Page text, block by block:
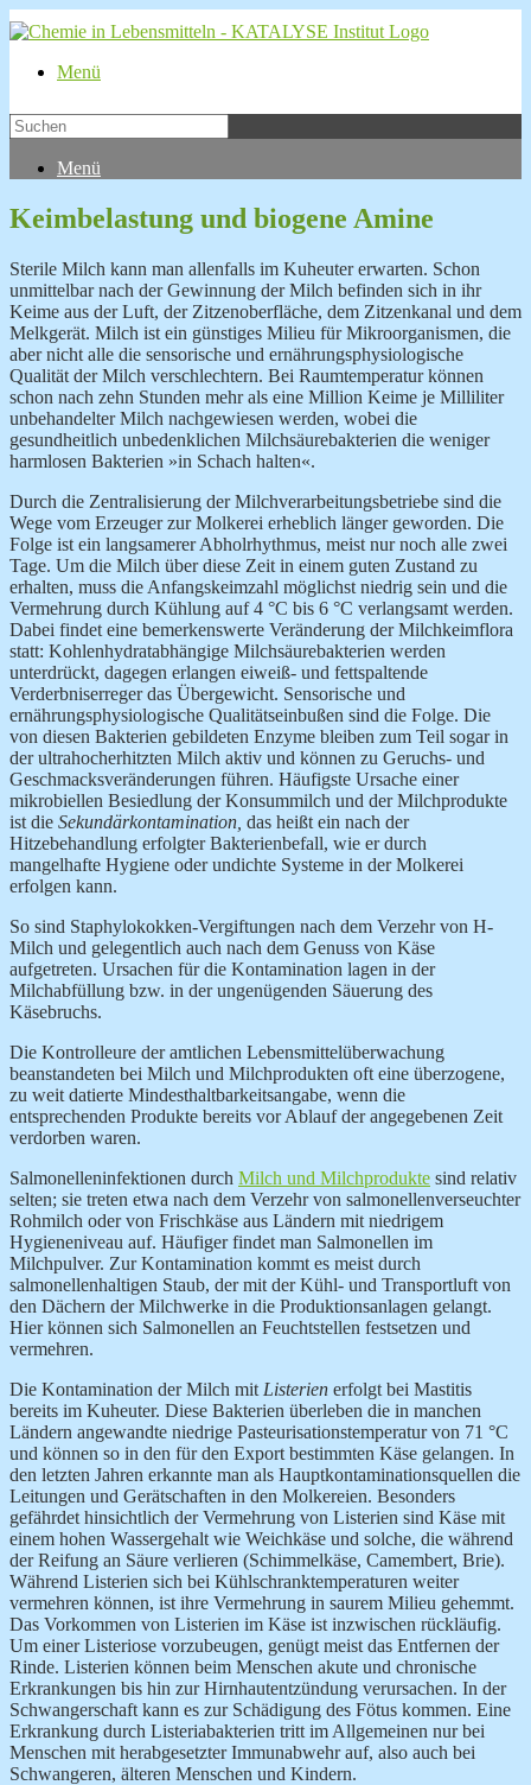
Menü
Menü
Keimbelastung und biogene Amine
Sterile Milch kann man allenfalls im Kuheuter erwarten. Schon
unmittelbar nach der Gewinnung der Milch befinden sich in ihr
Keime aus der Luft, der Zitzenoberfläche, dem Zitzenkanal und dem
Melkgerät. Milch ist ein günstiges Milieu für Mikroorganismen, die
aber nicht alle die sensorische und ernährungsphysiologische
Qualität der Milch verschlechtern. Bei Raumtemperatur können
schon nach zehn Stunden mehr als eine Million Keime je Milliliter
unbehandelter Milch nachgewiesen werden, wobei die
gesundheitlich unbedenklichen Milchsäurebakterien die weniger
harmlosen Bakterien »in Schach halten«.
Durch die Zentralisierung der Milchverarbeitungsbetriebe sind die
Wege vom Erzeuger zur Molkerei erheblich länger geworden. Die
Folge ist ein langsamerer Abholrhythmus, meist nur noch alle zwei
Tage. Um die Milch über diese Zeit in einem guten Zustand zu
erhalten, muss die Anfangskeimzahl möglichst niedrig sein und die
Vermehrung durch Kühlung auf 4 °C bis 6 °C verlangsamt werden.
Dabei findet eine bemerkenswerte Veränderung der Milchkeimflora
statt: Kohlenhydratabhängige Milchsäurebakterien werden
unterdrückt, dagegen erlangen eiweiß- und fettspaltende
Verderbniserreger das Übergewicht. Sensorische und
ernährungsphysiologische Qualitätseinbußen sind die Folge. Die
von diesen Bakterien gebildeten Enzyme bleiben zum Teil sogar in
der ultrahocherhitzten Milch aktiv und können zu Geruchs- und
Geschmacksveränderungen führen. Häufigste Ursache einer
mikrobiellen Besiedlung der Konsummilch und der Milchprodukte
ist die Sekundärkontamination, das heißt ein nach der
Hitzebehandlung erfolgter Bakterienbefall, wie er durch
mangelhafte Hygiene oder undichte Systeme in der Molkerei
erfolgen kann.
So sind Staphylokokken-Vergiftungen nach dem Verzehr von H-
Milch und gelegentlich auch nach dem Genuss von Käse
aufgetreten. Ursachen für die Kontamination lagen in der
Milchabfüllung bzw. in der ungenügenden Säuerung des
Käsebruchs.
Die Kontrolleure der amtlichen Lebensmittelüberwachung
beanstandeten bei Milch und Milchprodukten oft eine überzogene,
zu weit datierte Mindesthaltbarkeitsangabe, wenn die
entsprechenden Produkte bereits vor Ablauf der angegebenen Zeit
verdorben waren.
Salmonelleninfektionen durch Milch und Milchprodukte sind relativ
selten; sie treten etwa nach dem Verzehr von salmonellenverseuchter
Rohmilch oder von Frischkäse aus Ländern mit niedrigem
Hygieneniveau auf. Häufiger findet man Salmonellen im
Milchpulver. Zur Kontamination kommt es meist durch
salmonellenhaltigen Staub, der mit der Kühl- und Transportluft von
den Dächern der Milchwerke in die Produktionsanlagen gelangt.
Hier können sich Salmonellen an Feuchtstellen festsetzen und
vermehren.
Die Kontamination der Milch mit Listerien erfolgt bei Mastitis
bereits im Kuheuter. Diese Bakterien überleben die in manchen
Ländern angewandte niedrige Pasteurisationstemperatur von 71 °C
und können so in den für den Export bestimmten Käse gelangen. In
den letzten Jahren erkannte man als Hauptkontaminationsquellen die
Leitungen und Gerätschaften in den Molkereien. Besonders
gefährdet hinsichtlich der Vermehrung von Listerien sind Käse mit
einem hohen Wassergehalt wie Weichkäse und solche, die während
der Reifung an Säure verlieren (Schimmelkäse, Camembert, Brie).
Während Listerien sich bei Kühlschranktemperaturen weiter
vermehren können, ist ihre Vermehrung in saurem Milieu gehemmt.
Das Vorkommen von Listerien im Käse ist inzwischen rückläufig.
Um einer Listeriose vorzubeugen, genügt meist das Entfernen der
Rinde. Listerien können beim Menschen akute und chronische
Erkrankungen bis hin zur Hirnhautentzündung verursachen. In der
Schwangerschaft kann es zur Schädigung des Fötus kommen. Eine
Erkrankung durch Listeriabakterien tritt im Allgemeinen nur bei
Menschen mit herabgesetzter Immunabwehr auf, also auch bei
Schwangeren, älteren Menschen und Kindern.